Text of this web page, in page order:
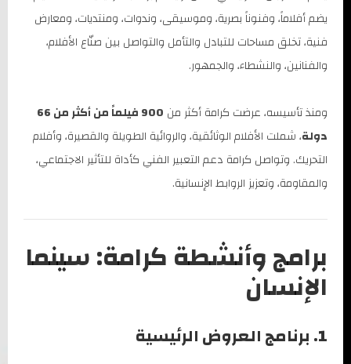
يضم أفلاماً، وفنوناً بصرية، وموسيقى، وندوات، ومنتديات، ومعارض
فنية، تخلق مساحات للتبادل والتأمل والتواصل بين صنّاع الأفلام،
والفنانين، والنشطاء، والجمهور.
ومنذ تأسيسه، عرضت كرامة أكثر من
900 فيلماً من أكثر من 66
دولة، شملت الأفلام الوثائقية، والروائية الطويلة والقصيرة، وأفلام
التحريك. وتواصل كرامة دعم التعبير الفني كأداة للتأثير الاجتماعي،
والمقاومة، وتعزيز الروابط الإنسانية.
برامج وأنشطة كرامة: سينما
الإنسان
1. برنامج العروض الرئيسية